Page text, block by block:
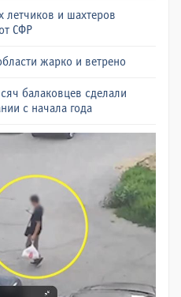
летчиков и шахтеров
СФР
жарко и ветрено
балаковцев сделали
с начала года